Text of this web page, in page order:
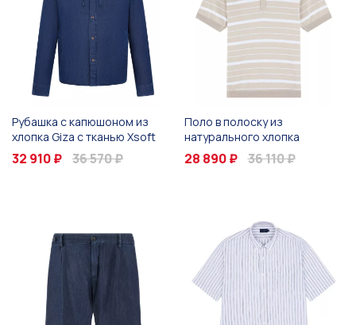
Рубашка с капюшоном из
хлопка Giza с тканью Xsoft
32 910 ₽ 36 570 ₽
Поло в полоску из
натурального хлопка
28 890 ₽ 36 110 ₽